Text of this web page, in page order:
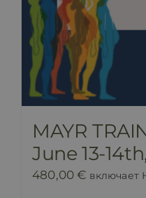
MAYR
June 13-
480,00€ включает